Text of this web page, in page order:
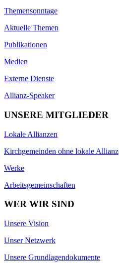
Themensonntage
Aktuelle Themen
Publikationen
Medien
Externe Dienste
Allianz-Speaker
UNSERE MITGLIEDER
Lokale Allianzen
Kirchgemeinden ohne lokale Allianz
Werke
Arbeitsgemeinschaften
WER WIR SIND
Unsere Vision
Unser Netzwerk
Unsere Grundlagendokumente